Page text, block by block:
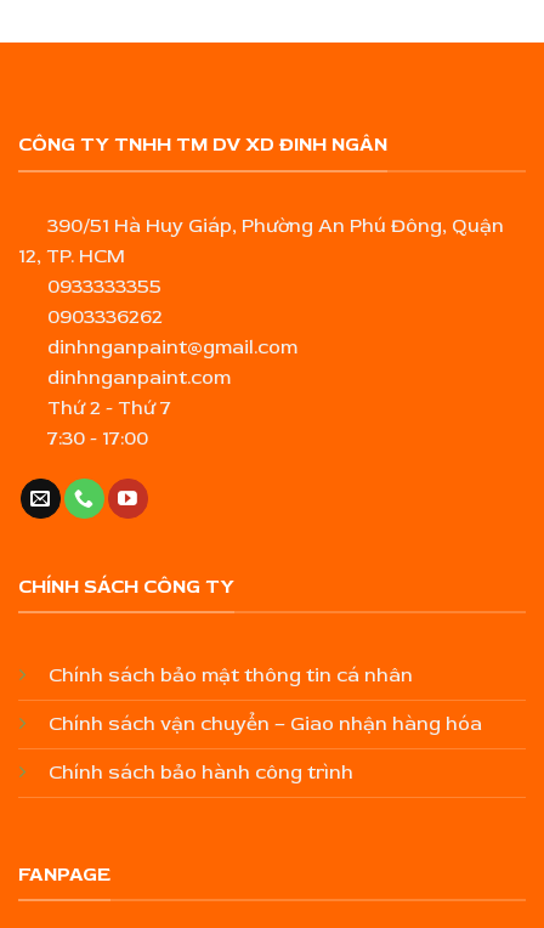
CÔNG TY TNHH TM DV XD ĐINH NGÂN
390/51 Hà Huy Giáp, Phường An Phú Đông, Quận
12, TP. HCM
0933333355
0903336262
dinhnganpaint@gmail.com
dinhnganpaint.com
Thứ 2 - Thứ 7
7:30 - 17:00
CHÍNH SÁCH CÔNG TY
Chính sách bảo mật thông tin cá nhân
Chính sách vận chuyển – Giao nhận hàng hóa
Chính sách bảo hành công trình
FANPAGE